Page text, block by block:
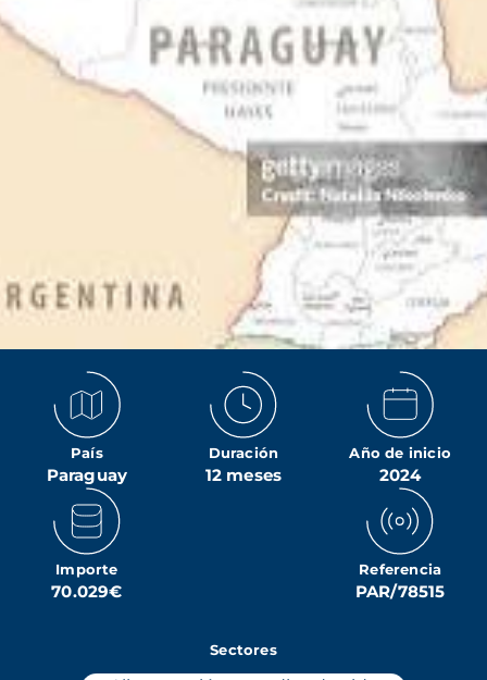
País
Paraguay
Duración
12 meses
Año de inicio
2024
Importe
70.029€
Referencia
PAR/78515
Sectores